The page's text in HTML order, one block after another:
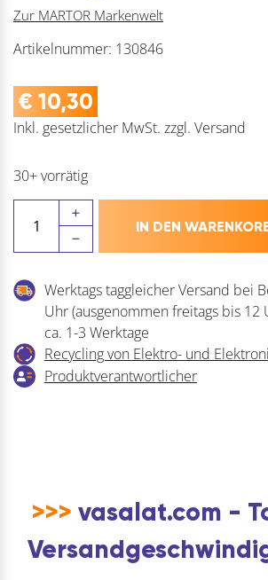
Zur MARTOR Markenwelt
Artikelnummer: 130846
€ 10,30
Inkl. gesetzlicher MwSt. zzgl. Versand
30+ vorrätig
Industrieklinge
Ersatzklinge
x
0,1mm
mit
IN DEN
Werktags taggleicher Versand bei
Uhr (ausgenommen freitags bis 12
ca. 1-3 Werktage
Recycling von Elektro- und
Produktverantwortlicher
>>> vasalat.com -